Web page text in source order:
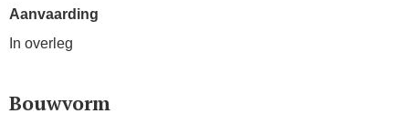
Aanvaarding
In overleg
Bouwvorm